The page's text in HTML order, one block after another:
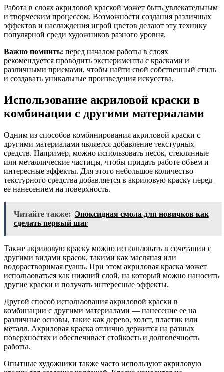
Работа в слоях акриловой краской может быть увлекательным
и творческим процессом. Возможности создания различных
эффектов и наслаждения игрой цветов делают эту технику
популярной среди художников разного уровня.
Важно помнить: перед началом работы в слоях
рекомендуется проводить эксперименты с красками и
различными приемами, чтобы найти свой собственный стиль
и создавать уникальные произведения искусства.
Использование акриловой краски в
комбинации с другими материалами
Одним из способов комбинирования акриловой краски с
другими материалами является добавление текстурных
средств. Например, можно использовать песок, стеклянные
или металлические частицы, чтобы придать работе объем и
интересные эффекты. Для этого небольшое количество
текстурного средства добавляется в акриловую краску перед
ее нанесением на поверхность.
Читайте также: Эпоксидная смола для новичков как
сделать первый шаг
Также акриловую краску можно использовать в сочетании с
другими видами красок, такими как масляная или
водорастворимая гуашь. При этом акриловая краска может
использоваться как нижний слой, на который можно наносить
другие краски и получать интересные эффекты.
Другой способ использования акриловой краски в
комбинации с другими материалами — нанесение ее на
различные основы, такие как дерево, холст, пластик или
металл. Акриловая краска отлично держится на разных
поверхностях и обеспечивает стойкость и долговечность
работы.
Опытные художники также часто используют акриловую